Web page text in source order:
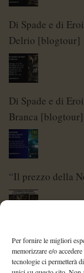
Per fornire le migliori
memorizzare e/o
tecnologie ci permetterà
Di Spade e di
Delrio [blogtour]
Di Spade e di
Branca [blogtour]
“Il prezzo della
Di Spade e di